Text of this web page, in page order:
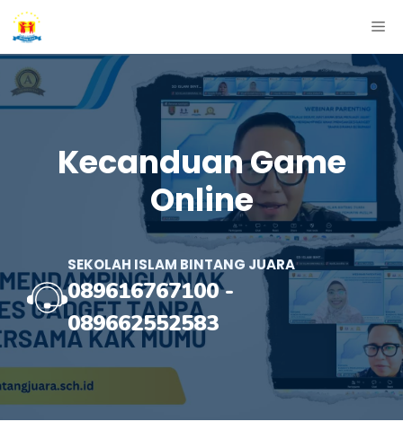
Skip
to
content
Kecanduan Game
Online
SEKOLAH ISLAM BINTANG JUARA
089616767100-
089662552583